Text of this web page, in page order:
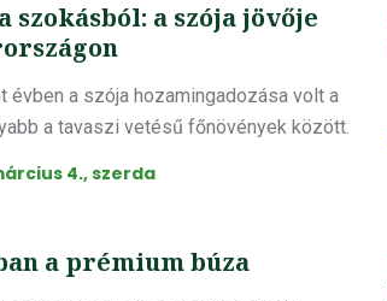
szokásból: a szója jövője
évben a szója hozamingadozása volt a
a tavaszi vetésű főnövények között.
4., szerda
a prémium búza